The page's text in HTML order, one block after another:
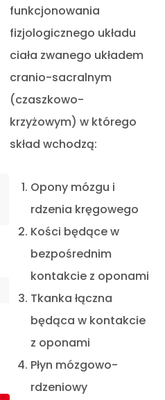
funkcjonowania
fizjologicznego układu
ciała zwanego układem
cranio-sacralnym
(czaszkowo-
krzyżowym) w którego
skład wchodzą:
Opony mózgu i
rdzenia kręgowego
Kości będące w
bezpośrednim
kontakcie z oponami
Tkanka łączna
będąca w kontakcie
z oponami
Płyn mózgowo-
rdzeniowy